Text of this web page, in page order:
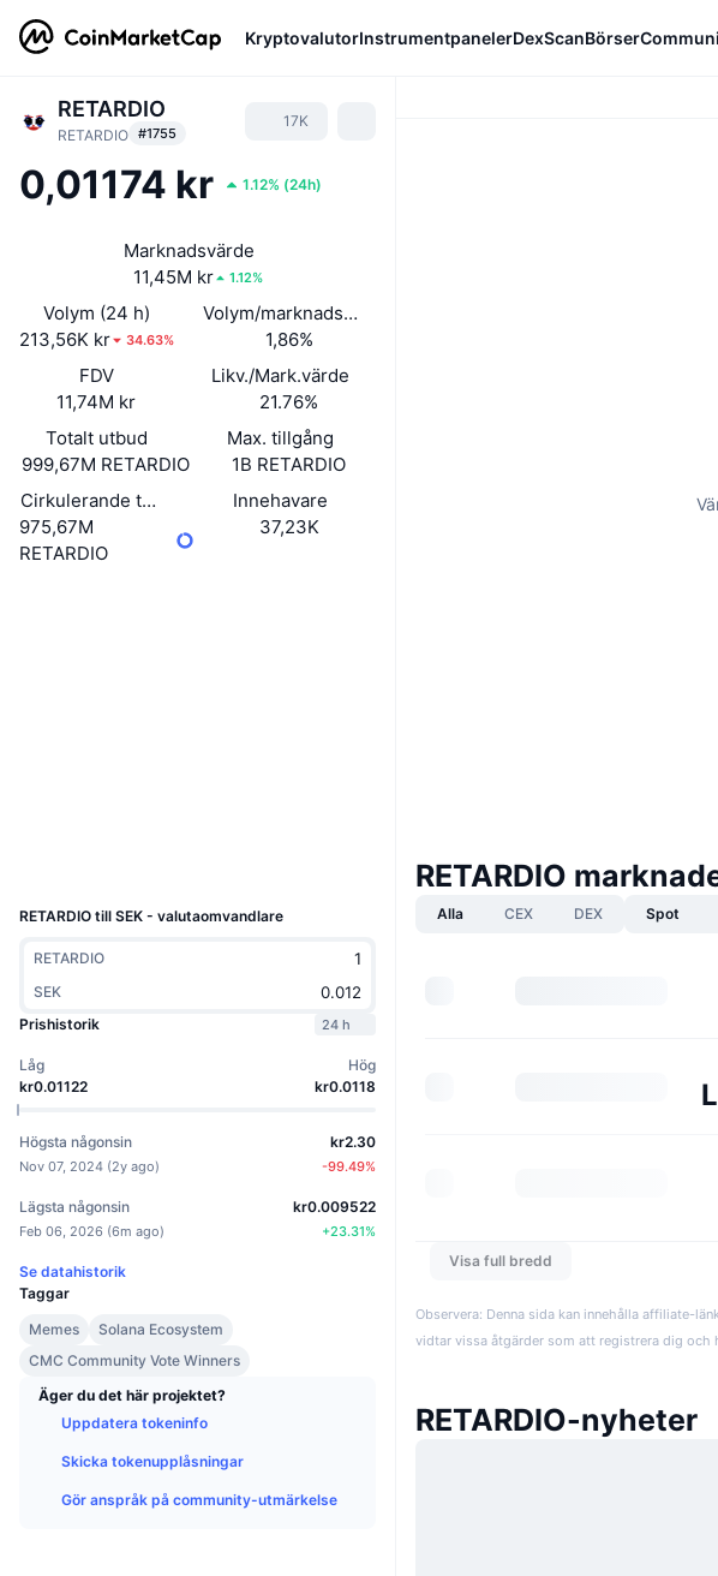
KryptovalutorInstrumentpanelerDexScanBörser
RETARDIO
RETARDIO #1755
17K
0,01174 kr 1.12% (24h)
Marknadsvärde
11,45M kr
1.12%
Volym (24 h)
213,56K kr
34.63%
Volym/marknadsvärde (24h)
1,86%
FDV
11,74M kr
Likv./Mark.värde
21.76%
Totalt utbud
999,67M RETARDIO
Max. tillgång
1B RETARDIO
Cirkulerande tillgångar
975,67M
RETARDIO
Innehavare
37,23K
RETARDIO till SEK - valutaomvandlare
RETARDIO
SEK
Prishistorik
24 h
Låg
kr0.01122
Hög
kr0.0118
Högsta någonsin
Nov 07, 2024 (2y ago)
kr2.30
-99.49%
Lägsta någonsin
Feb 06, 2026 (6m ago)
kr0.009522
+23.31%
Se datahistorik
Taggar
Memes
Solana Ecosystem
CMC Community Vote Winners
Äger du det här projektet?
Uppdatera tokeninfo
Skicka tokenupplåsningar
Gör anspråk på community-utmärkelse
RETARDIO
Alla CEX DEX Spot
Visa full bredd
Observera: Denna sida kan innehålla affiliate-
vidtar vissa åtgärder som att registrera dig och
RETARDIO-nyheter